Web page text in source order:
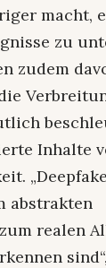
macht,
zu
zudem
Inhalte
abstrakten
realen